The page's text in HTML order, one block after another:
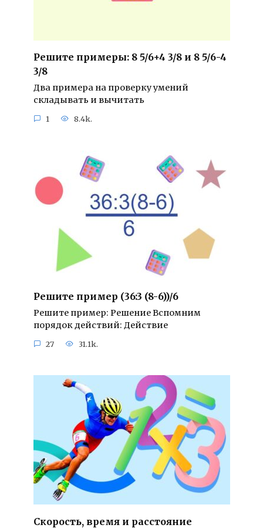
Решите примеры: 8 5/6+4 3/8 и 8 5/6-4
3/8
Два примера на проверку умений
складывать и вычитать
1 8.4k.
Решите пример (36:3 (8-6))/6
Решите пример: Решение Вспомним
порядок действий: Действие
27 31.1k.
Скорость, время и расстояние